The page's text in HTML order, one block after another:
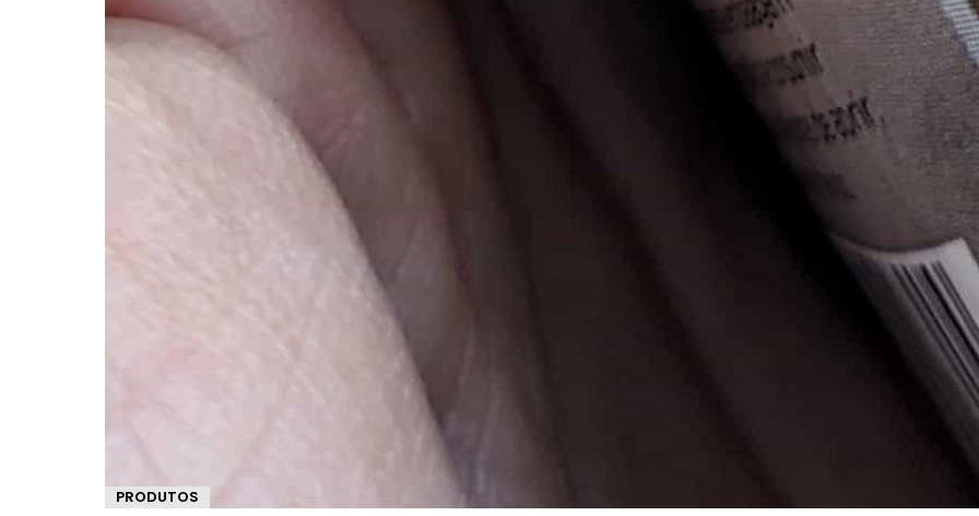
PRODUTOS